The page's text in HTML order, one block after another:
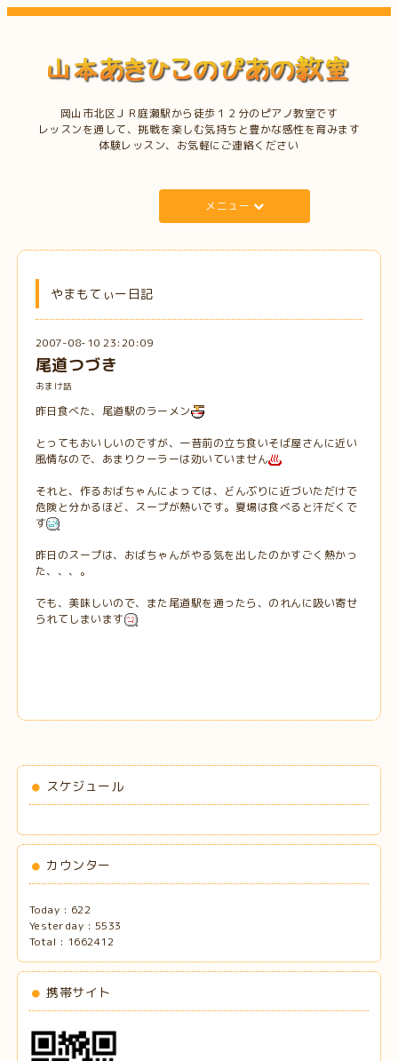
岡山市北区ＪＲ庭瀬駅から徒歩１２分のピアノ教室です
レッスンを通して、挑戦を楽しむ気持ちと豊かな感性を育みます
体験レッスン、お気軽にご連絡ください
メニュー
やまもてぃー日記
2007-08-10 23:20:09
尾道つづき
おまけ話
昨日食べた、尾道駅のラーメン
とってもおいしいのですが、一昔前の立ち食いそば屋さんに近い
風情なので、あまりクーラーは効いていません
それと、作るおばちゃんによっては、どんぶりに近づいただけで
危険と分かるほど、スープが熱いです。夏場は食べると汗だくで
す
昨日のスープは、おばちゃんがやる気を出したのかすごく熱かっ
た、、、。
でも、美味しいので、また尾道駅を通ったら、のれんに吸い寄せ
られてしまいます
スケジュール
カウンター
Today : 622
Yesterday : 5533
Total : 1662412
携帯サイト